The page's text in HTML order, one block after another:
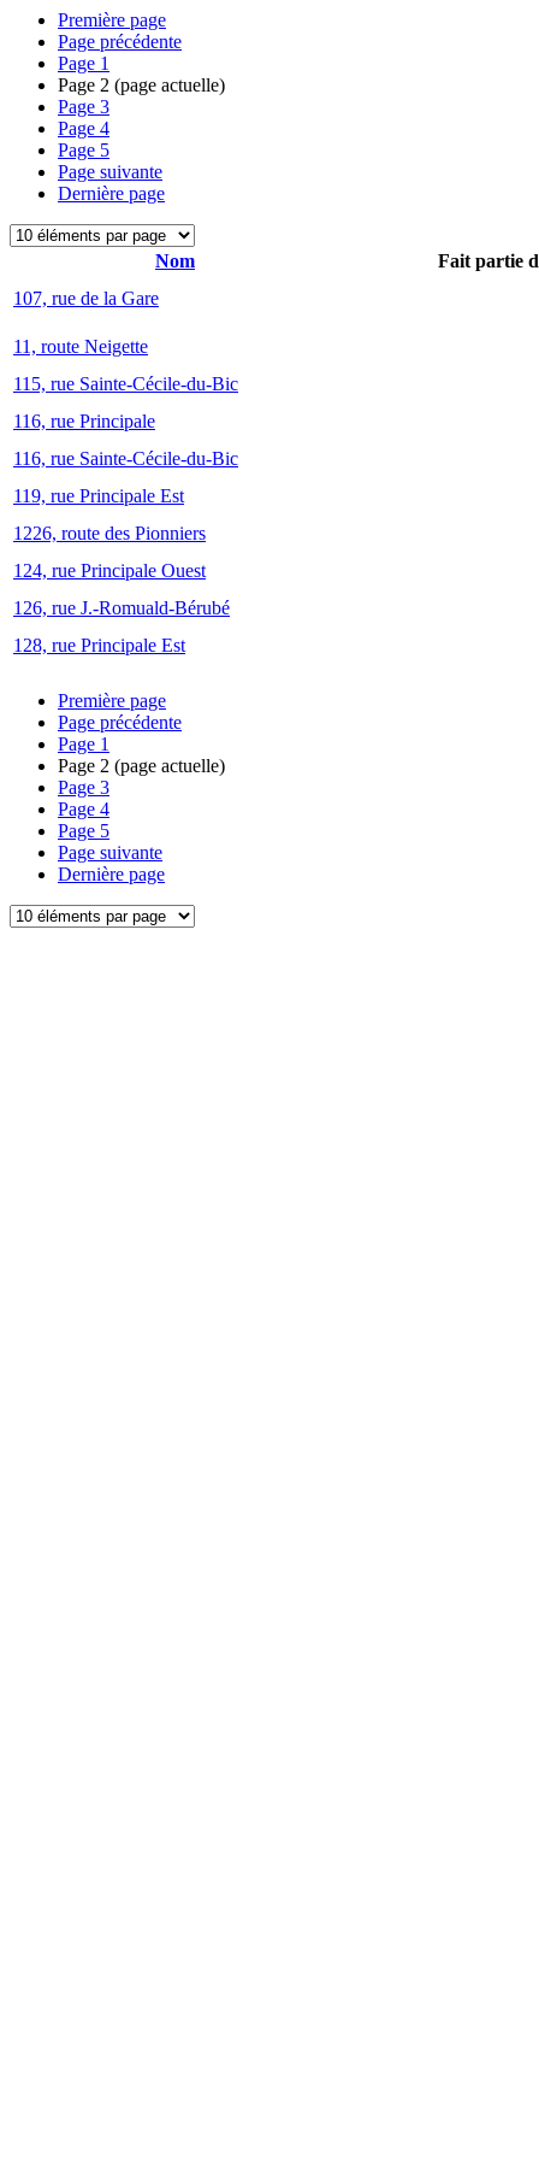
Première page
Page précédente
Page 1
Page 2 (page actuelle)
Page 3
Page 4
Page 5
Page suivante
Dernière page
Nom
Fait partie
107, rue de la Gare
11, route Neigette
115, rue Sainte-Cécile-du-Bic
116, rue Principale
116, rue Sainte-Cécile-du-Bic
119, rue Principale Est
1226, route des Pionniers
124, rue Principale Ouest
126, rue J.-Romuald-Bérubé
128, rue Principale Est
Première page
Page précédente
Page 1
Page 2 (page actuelle)
Page 3
Page 4
Page 5
Page suivante
Dernière page